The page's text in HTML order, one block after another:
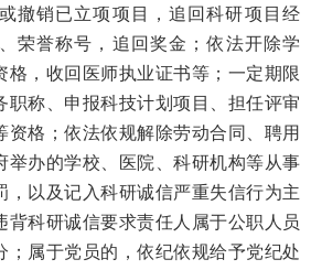
撤销已立项项目，追回科研项目经
荣誉称号，追回奖金；依法开除学
格，收回医师执业证书等；一定期限
职称、申报科技计划项目、担任评审
资格；依法依规解除劳动合同、聘用
举办的学校、医院、科研机构等从事
，以及记入科研诚信严重失信行为主
背科研诚信要求责任人属于公职人员
；属于党员的，依纪依规给予党纪处